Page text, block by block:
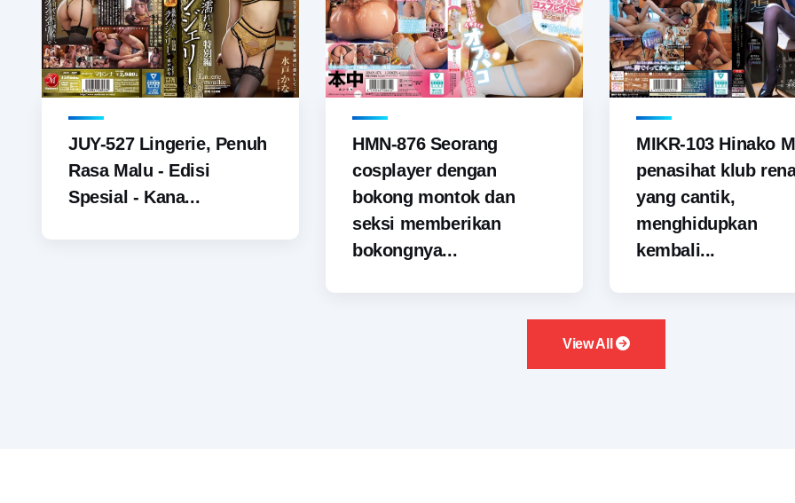
JUY-527 Lingerie, Penuh
Rasa Malu - Edisi
Spesial - Kana...
HMN-876 Seorang
cosplayer dengan
bokong montok dan
seksi memberikan
bokongnya...
MIKR-103 Hinako
penasihat klub
yang cantik,
menghidupkan
kembali...
View All